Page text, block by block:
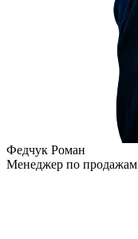
Федчук Роман
Менеджер по продажам